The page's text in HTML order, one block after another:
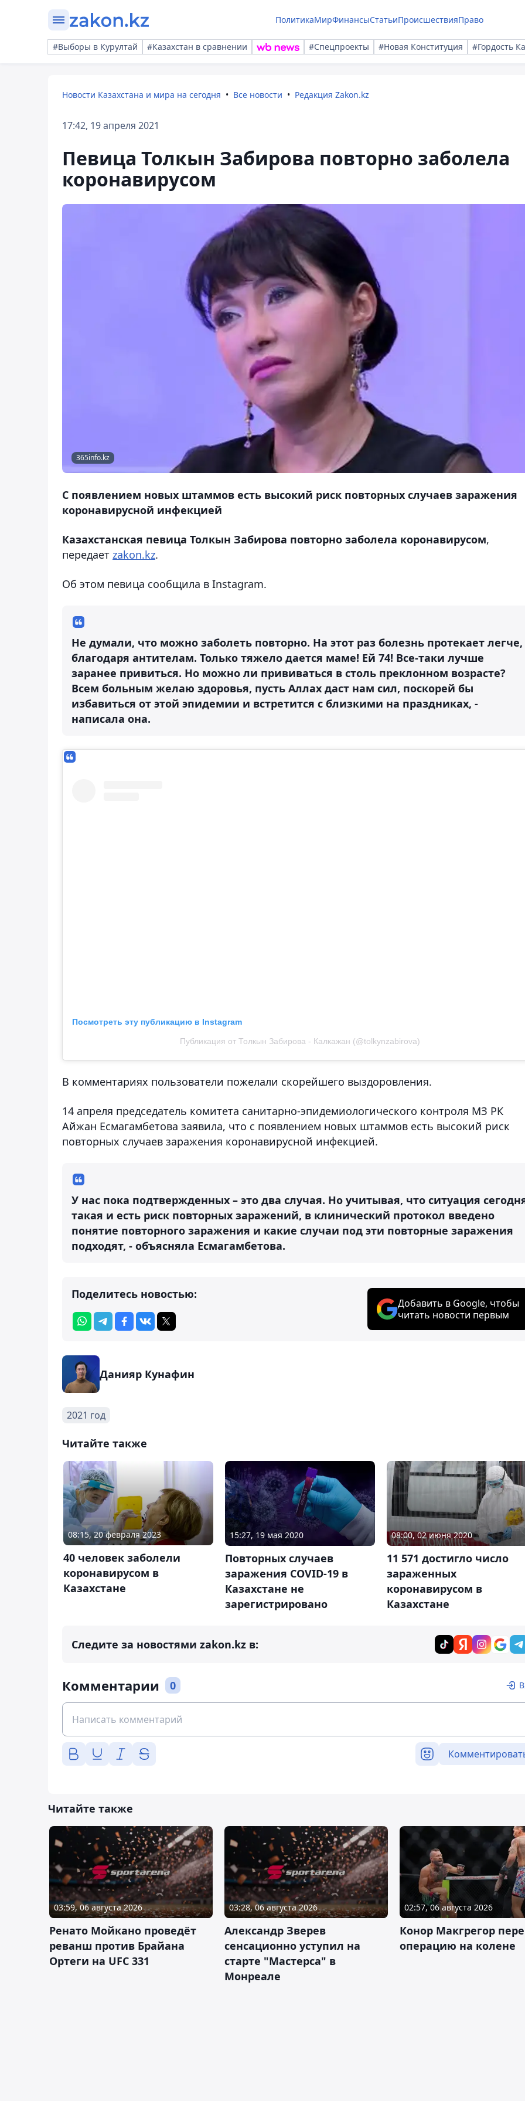
ПолитикаМирФинансыСтатьиПроисшествияПраво
#Выборы в Курултай #Казахстан в сравнении #Спецпроекты #Новая Конституция #Гордость
Новости Казахстана и мира на сегодня Все новости Редакция Zakon.kz
17:42, 19 апреля 2021
Певица Толкын Забирова повторно заболела
коронавирусом
365info.kz
С появлением новых штаммов есть высокий риск повторных случаев заражения
коронавирусной инфекцией
Казахстанская певица Толкын Забирова повторно заболела коронавирусом,
передает zakon.kz.
Об этом певица сообщила в Instagram.
Не думали, что можно заболеть повторно. На этот раз болезнь протекает легче,
благодаря антителам. Только тяжело дается маме! Ей 74! Все-таки лучше
заранее привиться. Но можно ли прививаться в столь преклонном возрасте?
Всем больным желаю здоровья, пусть Аллах даст нам сил, поскорей бы
избавиться от этой эпидемии и встретится с близкими на праздниках, -
написала она.
Посмотреть эту публикацию в Instagram
Публикация от Толкын Забирова - Калкажан (@tolkynzabirova)
В комментариях пользователи пожелали скорейшего выздоровления.
14 апреля председатель комитета санитарно-эпидемиологического контроля МЗ РК
Айжан Есмагамбетова заявила, что с появлением новых штаммов есть высокий риск
повторных случаев заражения коронавирусной инфекцией.
У нас пока подтвержденных – это два случая. Но учитывая, что ситуация
такая и есть риск повторных заражений, в клинический протокол введено
понятие повторного заражения и какие случаи под эти повторные заражения
подходят, - объясняла Есмагамбетова.
Поделитесь новостью:
Добавить в Google, чтобы
читать новости первым
Данияр Кунафин
2021 год
Читайте также
08:15, 20 февраля 2023
40 человек заболели
коронавирусом в
Казахстане
15:27, 19 мая 2020
Повторных случаев
заражения COVID-19 в
Казахстане не
зарегистрировано
08:00, 02 июня 2020
11 571 достигло число
зараженных
коронавирусом в
Казахстане
Следите за новостями zakon.kz в:
Комментарии 0
Читайте также
03:59, 06 августа 2026
Ренато Мойкано проведёт
реванш против Брайана
Ортеги на UFC 331
03:28, 06 августа 2026
Александр Зверев
сенсационно уступил на
старте "Мастерса" в
Монреале
02:57, 06 августа 2026
Конор Макгрегор
операцию на колене